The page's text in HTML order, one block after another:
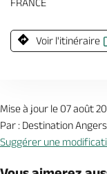
Voir l'itinéraire
Mise à jour le 07 août
Par : Destination Angers
Suggérer une